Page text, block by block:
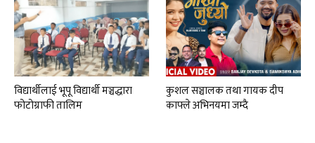
विद्यार्थीलाई भूपू विद्यार्थी मञ्चद्धारा
फोटोग्राफी तालिम
कुशल सञ्चालक तथा गायक दीप
काफ्ले अभिनयमा जम्दै